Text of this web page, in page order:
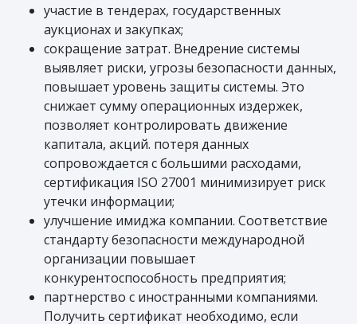
участие в тендерах, государственных
аукционах и закупках;
сокращение затрат. Внедрение системы
выявляет риски, угрозы безопасности данных,
повышает уровень защиты системы. Это
снижает сумму операционных издержек,
позволяет контролировать движение
капитала, акций. потеря данных
сопровождается с большими расходами,
сертификация ISO 27001 минимизирует риск
утечки информации;
улучшение имиджа компании. Соответствие
стандарту безопасности международной
организации повышает
конкурентоспособность предприятия;
партнерство с иностранными компаниями.
Получить сертификат необходимо, если